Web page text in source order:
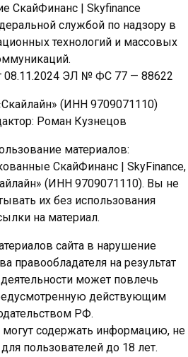
СкайФинанс | Skyfinance
службой по надзору в
технологий и массовых
08.11.2024 ЭЛ № ФС 77 — 88622
(ИНН 9709071110)
Роман Кузнецов
материалов:
СкайФинанс | SkyFinance,
(ИНН 9709071110). Вы не
их без использования
на материал.
сайта в нарушение
правообладателя на результат
может повлечь
действующим
РФ.
содержать информацию, не
пользователей до 18 лет.